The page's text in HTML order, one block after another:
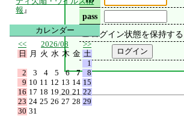
pass
ログイン状態を保持する
報 』
カレンダー
<<
2026/08
>>
日
月 火 水 木 金 土
1
2
3 4 5 6 7
8
9 10 11 12 13 14 15
16 17 18 19 20 21 22
23 24 25 26 27 28 29
30 31